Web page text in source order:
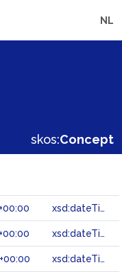
NL
skos:Concept
xsd:dateTime
xsd:dateTime
xsd:dateTime